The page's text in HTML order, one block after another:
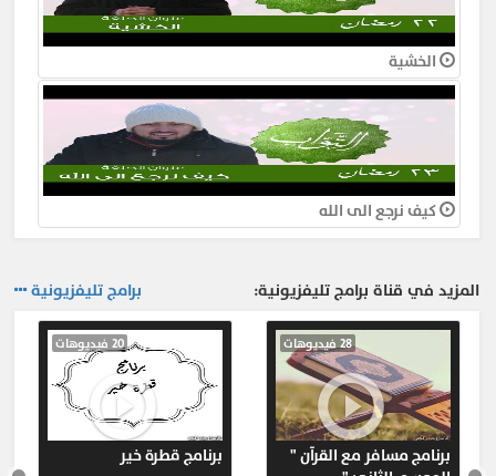
الخشية
كيف نرجع الى الله
المزيد في قناة برامج تليفزيونية: برامج تليفزيونية
برنامج مسافر مع القرآن "
28 فيديوهات
برنامج قطرة خير
20 فيديوهات